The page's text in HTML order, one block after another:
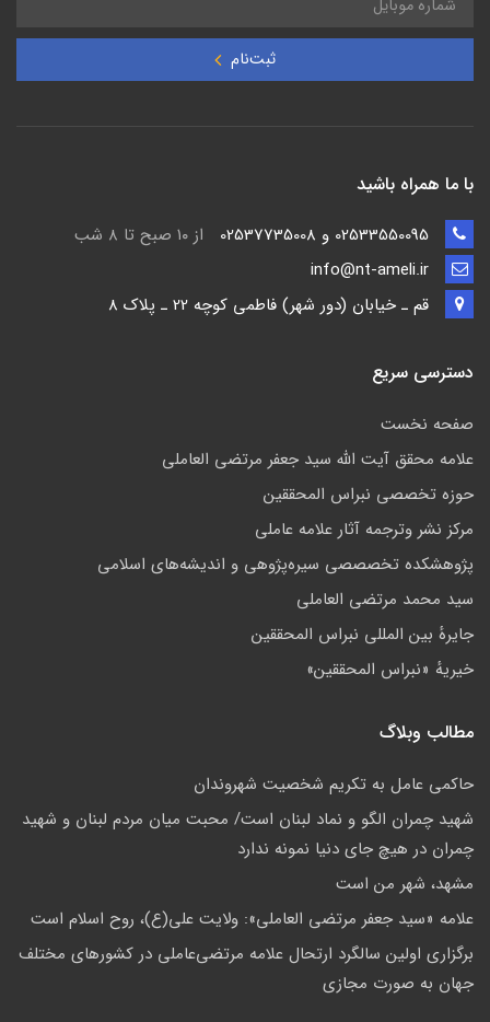
ثبت‌نام
با ما همراه باشید
از ۱۰ صبح تا ۸ شب
قم ـ خيابان (دور شهر) فاطمي كوچه 22 ـ پلاک 8
دسترسی سریع
صفحه نخست
علامه محقق آیت الله سید جعفر مرتضی العاملی
حوزه تخصصی نبراس المحققین
مركز نشر وترجمه آثار علامه عاملی
پژوهشكده تخصصصى سیره‌پژوهی و اندیشه‌های اسلامی
سید محمد مرتضی العاملی
جايرهٔ بین المللی نبراس المحققین
خيريهٔ «نبراس المحققين»
مطالب وبلاگ
حاکمى عامل به تکريم شخصيت شهروندان
شهید چمران الگو و نماد لبنان است/ محبت میان مردم لبنان و شهید
چمران در هیچ جای دنیا نمونه ندارد
مشهد، شهر من است
علامه «سيد جعفر مرتضي العاملي»: ولايت علي(ع)، روح اسلام است
برگزاری اولین سالگرد ارتحال علامه مرتضی‌عاملی در کشورهای مختلف
جهان به صورت مجازی